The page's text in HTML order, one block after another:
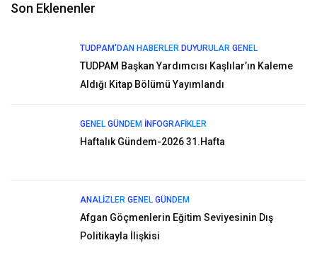
Son Eklenenler
TUDPAM'DAN HABERLER DUYURULAR GENEL
TUDPAM Başkan Yardımcısı Kaşlılar’ın Kaleme
Aldığı Kitap Bölümü Yayımlandı
GENEL GÜNDEM İNFOGRAFIKLER
Haftalık Gündem-2026 31.Hafta
ANALIZLER GENEL GÜNDEM
Afgan Göçmenlerin Eğitim Seviyesinin Dış
Politikayla İlişkisi